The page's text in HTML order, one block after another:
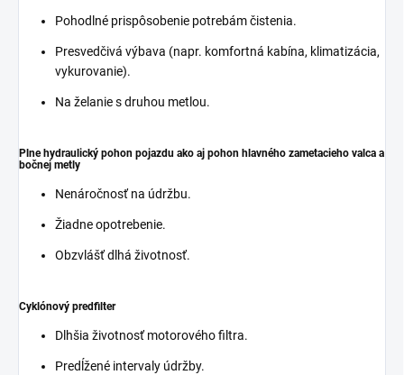
Pohodlné prispôsobenie potrebám čistenia.
Presvedčivá výbava (napr. komfortná kabína, klimatizácia,
vykurovanie).
Na želanie s druhou metlou.
Plne hydraulický pohon pojazdu ako aj pohon hlavného zametacieho valca a
bočnej metly
Nenáročnosť na údržbu.
Žiadne opotrebenie.
Obzvlášť dlhá životnosť.
Cyklónový predfilter
Dlhšia životnosť motorového filtra.
Predĺžené intervaly údržby.